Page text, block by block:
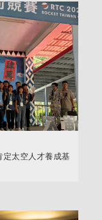
太空人才養成基